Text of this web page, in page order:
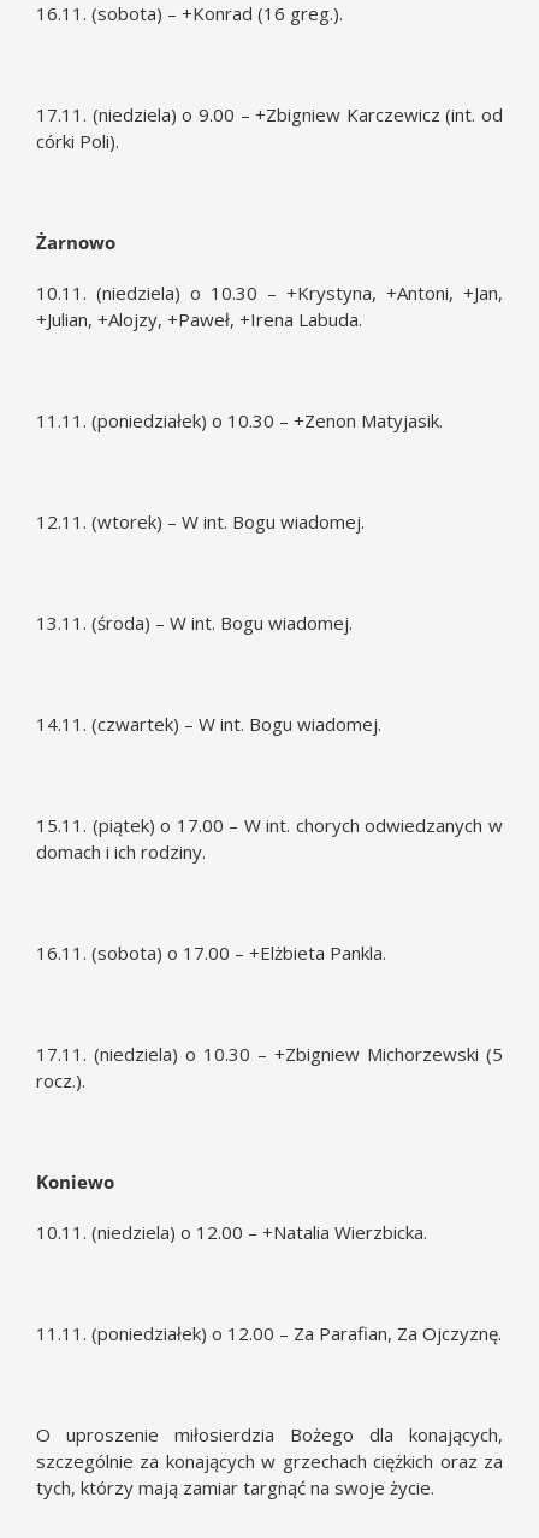
16.11. (sobota) – +Konrad (16 greg.).
17.11. (niedziela) o 9.00 – +Zbigniew Karczewicz (int. od
córki Poli).
Żarnowo
10.11. (niedziela) o 10.30 – +Krystyna, +Antoni, +Jan,
+Julian, +Alojzy, +Paweł, +Irena Labuda.
11.11. (poniedziałek) o 10.30 – +Zenon Matyjasik.
12.11. (wtorek) – W int. Bogu wiadomej.
13.11. (środa) – W int. Bogu wiadomej.
14.11. (czwartek) – W int. Bogu wiadomej.
15.11. (piątek) o 17.00 – W int. chorych odwiedzanych w
domach i ich rodziny.
16.11. (sobota) o 17.00 – +Elżbieta Pankla.
17.11. (niedziela) o 10.30 – +Zbigniew Michorzewski (5
rocz.).
Koniewo
10.11. (niedziela) o 12.00 – +Natalia Wierzbicka.
11.11. (poniedziałek) o 12.00 – Za Parafian, Za Ojczyznę.
O uproszenie miłosierdzia Bożego dla konających,
szczególnie za konających w grzechach ciężkich oraz za
tych, którzy mają zamiar targnąć na swoje życie.